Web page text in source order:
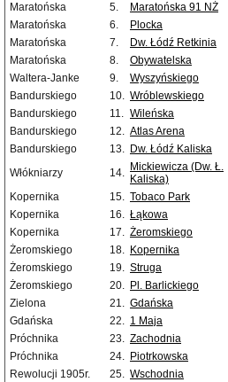
Maratońska
5. Maratońska 91 NŻ
Maratońska
6. Plocka
Maratońska
7. Dw. Łódź Retkinia
Maratońska
8. Obywatelska
Waltera-Janke
9. Wyszyńskiego
Bandurskiego
10. Wróblewskiego
Bandurskiego
11. Wileńska
Bandurskiego
12. Atlas Arena
Bandurskiego
13. Dw. Łódź Kaliska
Włókniarzy
14. Mickiewicza (Dw. Ł.
Kaliska)
Kopernika 15. Tobaco Park
Kopernika
16. Łąkowa
Kopernika
17. Żeromskiego
Żeromskiego
18. Kopernika
Żeromskiego
19. Struga
Żeromskiego
20. Pl. Barlickiego
Zielona
21. Gdańska
Gdańska
22. 1 Maja
Próchnika
23. Zachodnia
Próchnika
24. Piotrkowska
Rewolucji 1905r.
25. Wschodnia